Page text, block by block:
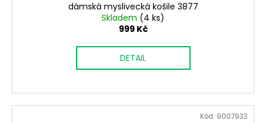
dámská myslivecká košile 3877
Skladem (4 ks)
999 Kč
DETAIL
Kód: 9007933